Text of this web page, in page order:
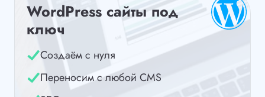
WordPress сайты под
ключ
Создаём с нуля
Переносим с любой CMS